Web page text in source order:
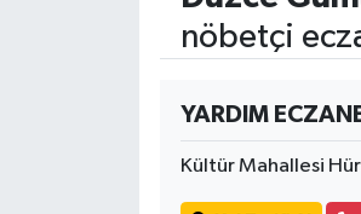
nöbetçi
YARDIM
Kültür Mahallesi